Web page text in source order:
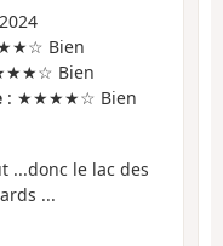
Bien
Bien
: ★★★★☆ Bien
...donc le lac des
...